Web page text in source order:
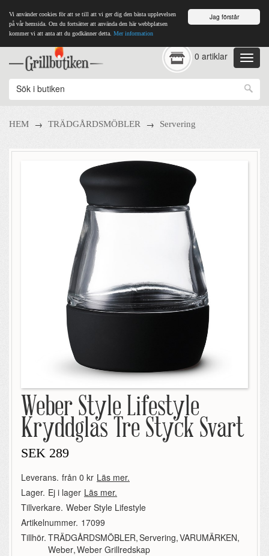
Jag förstår
Vi använder cookies för att se till att vi ger dig den bästa upplevelsen
på vår hemsida. Om du fortsätter att använda den här webbplatsen
kommer vi att anta att du godkänner detta. Mer information
0 artiklar
HEM → TRÄDGÅRDSMÖBLER → Servering
Weber Style Lifestyle
Kryddglas Tre Styck Svart
SEK 289
Leverans. från 0 kr Läs mer.
Lager. Ej i lager Läs mer.
Tillverkare. Weber Style Lifestyle
Artikelnummer. 17099
Tillhör. TRÄDGÅRDSMÖBLER,Servering,VARUMÄRKEN,
Weber,Weber Grillredskap